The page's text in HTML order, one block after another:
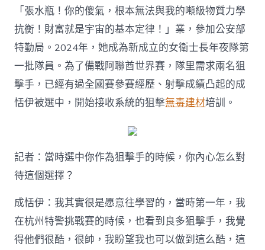
「張水瓶！你的傻氣，根本無法與我的噸級物質力學
抗衡！財富就是宇宙的基本定律！」業，參加公安部
特勤局。2024年，她成為新成立的女衛士長年夜隊第
一批隊員。為了備戰阿聯酋世界賽，隊里需求兩名狙
擊手，已經有過全國賽參賽經歷、射擊成績凸起的成
恬伊被選中，開始接收系統的狙擊無毒建材培訓。
記者：當時選中你作為狙擊手的時候，你內心怎么對
待這個選擇？
成恬伊：我其實很是愿意往學習的，當時第一年，我
在杭州特警挑戰賽的時候，也看到良多狙擊手，我覺
得他們很酷，很帥，我盼望我也可以做到這么酷，這